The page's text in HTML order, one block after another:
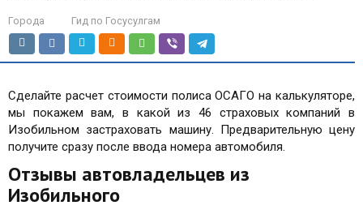
Города Гид по Госусулгам
Сделайте расчет стоимости полиса ОСАГО на калькуляторе,
мы покажем вам, в какой из 46 страховых компаний в
Изобильном застраховать машину. Предварительную цену
получите сразу после ввода номера автомобиля.
Отзывы автовладельцев из
Изобильного